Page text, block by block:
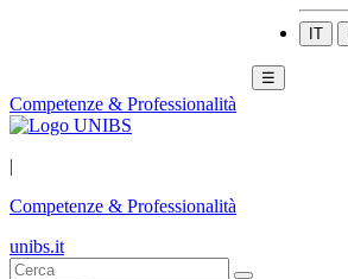
IT
☰
Competenze & Professionalità
|
Competenze & Professionalità
unibs.it